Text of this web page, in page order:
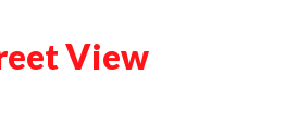
View